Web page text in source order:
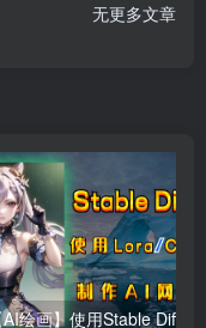
无更多文章